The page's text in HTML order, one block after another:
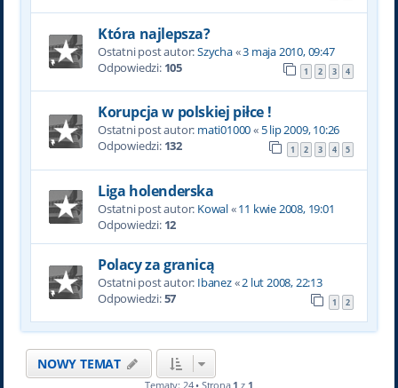
Która najlepsza?
Ostatni post autor:Szycha«3 maja 2010, 09:47
Odpowiedzi: 105 1 2 3 4
Korupcja w polskiej piłce !
Ostatni post autor: mati01000« 5 lip 2009, 10:26
Odpowiedzi: 132 1 2 3 4 5
Liga holenderska
Ostatni post autor: Kowal«11 kwie 2008, 19:01
Odpowiedzi: 12
Polacy za granicą
Ostatni post autor: Ibanez«2 lut 2008, 22:13
Odpowiedzi:57 1 2
NOWY TEMAT
Tematy: 24 • Strona 1 z 1